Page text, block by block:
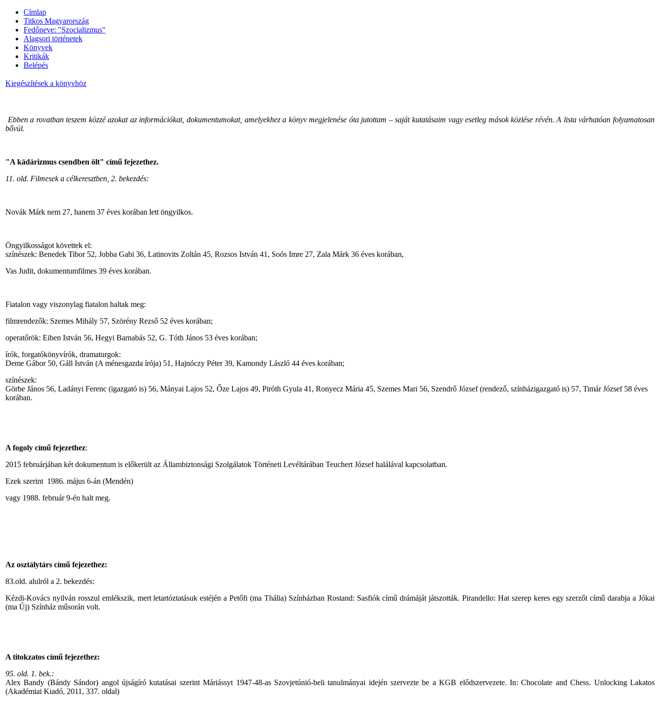
Címlap
Titkos Magyarország
Fedőneve: "Szocializmus"
Alagsori történetek
Könyvek
Kritikák
Belépés
Kiegészítések a könyvhöz
Ebben a rovatban teszem közzé azokat az információkat, dokumentumokat, amelyekhez a könyv megjelenése óta jutottam – saját kutatásaim vagy esetleg mások közlése révén. A lista várhatóan folyamatosan
bővül.
"A kádárizmus csendben ölt" című fejezethez.
11. old. Filmesek a célkeresztben, 2. bekezdés:
Novák Márk nem 27, hanem 37 éves korában lett öngyilkos.
Öngyilkosságot követtek el:
színészek: Benedek Tibor 52, Jobba Gabi 36, Latinovits Zoltán 45, Rozsos István 41, Soós Imre 27, Zala Márk 36 éves korában,
Vas Judit, dokumentumfilmes 39 éves korában.
Fiatalon vagy viszonylag fiatalon haltak meg:
filmrendezők: Szemes Mihály 57, Szörény Rezső 52 éves korában;
operatőrök: Eiben István 56, Hegyi Barnabás 52, G. Tóth János 53 éves korában;
írók, forgatókönyvírók, dramaturgok:
Deme Gábor 50, Gáll István (A ménesgazda írója) 51, Hajnóczy Péter 39, Kamondy László 44 éves korában;
színészek:
Görbe János 56, Ladányi Ferenc (igazgató is) 56, Mányai Lajos 52, Őze Lajos 49, Piróth Gyula 41, Ronyecz Mária 45, Szemes Mari 56, Szendrő József (rendező, színházigazgató is) 57, Timár József 58 éves
korában.
A fogoly című fejezethez:
2015 februárjában két dokumentum is előkerült az Állambiztonsági Szolgálatok Történeti Levéltárában Teuchert József halálával kapcsolatban.
Ezek szerint 1986. május 6-án (Mendén)
vagy 1988. február 9-én halt meg.
Az osztálytárs című fejezethez:
83.old. alulról a 2. bekezdés:
Kézdi-Kovács nyilván rosszul emlékszik, mert letartóztatásuk estéjén a Petőfi (ma Thália) Színházban Rostand: Sasfiók című drámáját játszották. Pirandello: Hat szerep keres egy szerzőt című darabja a Jókai
(ma Új) Színház műsorán volt.
A titokzatos című fejezethez:
95. old. 1. bek.:
Alex Bandy (Bándy Sándor) angol újságíró kutatásai szerint Máriássyt 1947-48-as Szovjetúnió-beli tanulmányai idején szervezte be a KGB elődszervezete. In: Chocolate and Chess. Unlocking Lakatos
(Akadémiai Kiadó, 2011, 337. oldal)